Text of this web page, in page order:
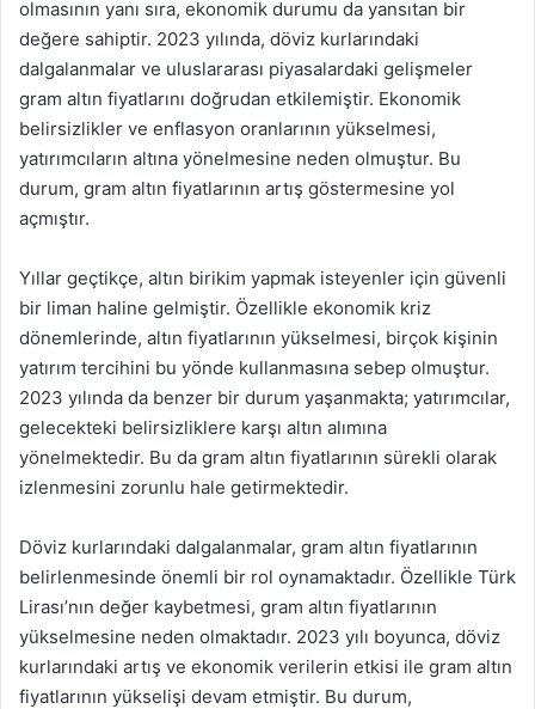
olmasının yanı sıra, ekonomik durumu da yansıtan bir
değere sahiptir. 2023 yılında, döviz kurlarındaki
dalgalanmalar ve uluslararası piyasalardaki gelişmeler
gram altın fiyatlarını doğrudan etkilemiştir. Ekonomik
belirsizlikler ve enflasyon oranlarının yükselmesi,
yatırımcıların altına yönelmesine neden olmuştur. Bu
durum, gram altın fiyatlarının artış göstermesine yol
açmıştır.
Yıllar geçtikçe, altın birikim yapmak isteyenler için güvenli
bir liman haline gelmiştir. Özellikle ekonomik kriz
dönemlerinde, altın fiyatlarının yükselmesi, birçok kişinin
yatırım tercihini bu yönde kullanmasına sebep olmuştur.
2023 yılında da benzer bir durum yaşanmakta; yatırımcılar,
gelecekteki belirsizliklere karşı altın alımına
yönelmektedir. Bu da gram altın fiyatlarının sürekli olarak
izlenmesini zorunlu hale getirmektedir.
Döviz kurlarındaki dalgalanmalar, gram altın fiyatlarının
belirlenmesinde önemli bir rol oynamaktadır. Özellikle Türk
Lirası’nın değer kaybetmesi, gram altın fiyatlarının
yükselmesine neden olmaktadır. 2023 yılı boyunca, döviz
kurlarındaki artış ve ekonomik verilerin etkisi ile gram altın
fiyatlarının yükselişi devam etmiştir. Bu durum,